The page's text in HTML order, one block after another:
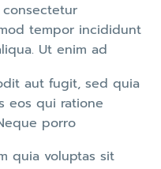
tempor incididunt
Ut enim ad
aut fugit, sed quia
eos qui ratione
porro
quia voluptas sit